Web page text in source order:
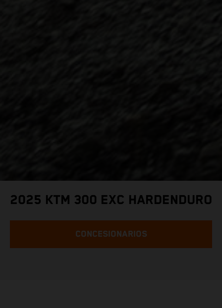
2025 KTM 300 EXC HARDENDURO
CONCESIONARIOS